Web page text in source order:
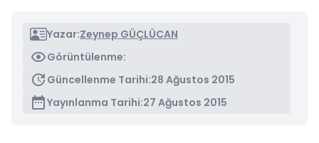
Yazar:Zeynep GÜÇLÜCAN
Görüntülenme:
Güncellenme Tarihi:28 Ağustos 2015
Yayınlanma Tarihi:27 Ağustos 2015